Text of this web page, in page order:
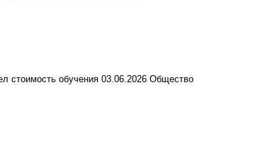
стоимость обучения 03.06.2026 Общество